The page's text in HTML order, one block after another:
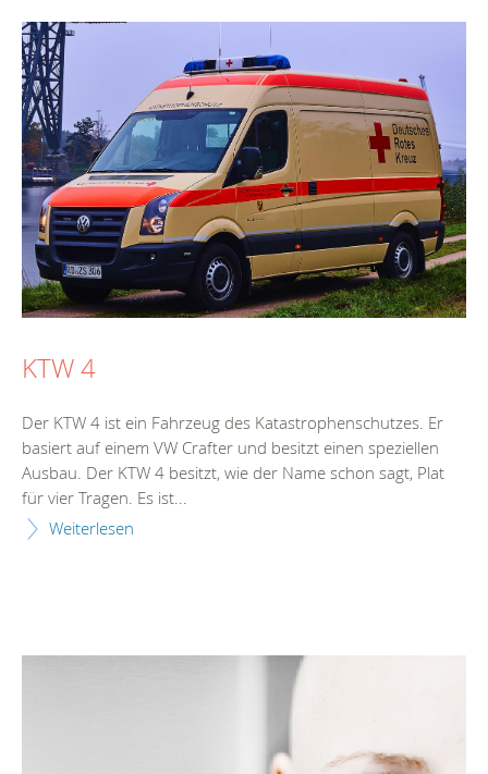
KTW 4
Der KTW 4 ist ein Fahrzeug des Katastrophenschutzes. Er
basiert auf einem VW Crafter und besitzt einen speziellen
Ausbau. Der KTW 4 besitzt, wie der Name schon sagt, Plat
für vier Tragen. Es ist...
Weiterlesen